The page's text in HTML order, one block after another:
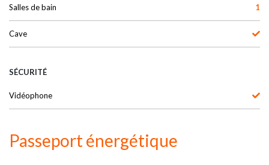
Salles de bain 1
Cave
SÉCURITÉ
Vidéophone
Passeport énergétique